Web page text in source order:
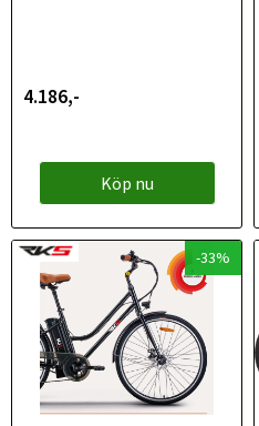
4.186,-
Köp nu
-33%